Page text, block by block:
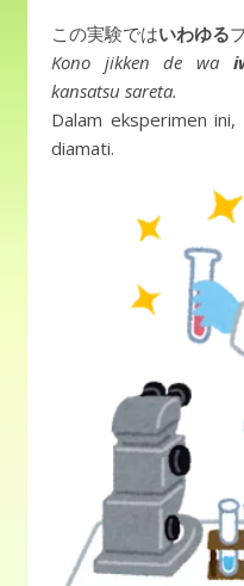
この実験ではいわゆる
Kono jikken de wa
kansatsu sareta.
Dalam eksperimen ini,
diamati.